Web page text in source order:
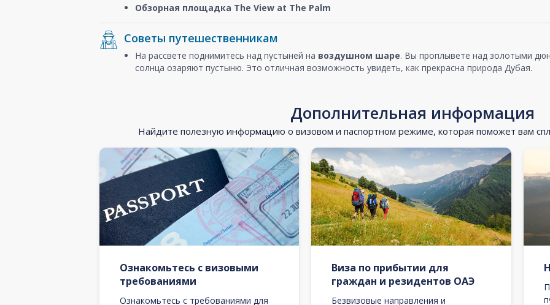
Обзорная площадка The View at The Palm
Советы путешественникам
На рассвете поднимитесь над пустыней на воздушном шаре. Вы проплывете над золотыми
солнца озаряют пустыню. Это отличная возможность увидеть, как прекрасна природа Дубая.
Дополнительная информация
Найдите полезную информацию о визовом и паспортном режиме, которая поможет вам
Ознакомьтесь с визовыми
требованиями
Ознакомьтесь с требованиями для
Виза по прибытии для
граждан и резидентов ОАЭ
Безвизовые направления и